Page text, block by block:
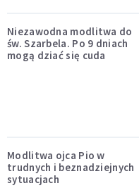
Niezawodna modlitwa do
św. Szarbela. Po 9 dniach
mogą dziać się cuda
Modlitwa ojca Pio w
trudnych i beznadziejnych
sytuacjach